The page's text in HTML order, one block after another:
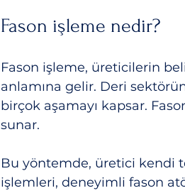
Fason işleme nedir?
Fason işleme, üreticilerin
anlamına gelir. Deri
birçok aşamayı kapsar.
sunar.
Bu yöntemde, üretici kendi
işlemleri, deneyimli fason